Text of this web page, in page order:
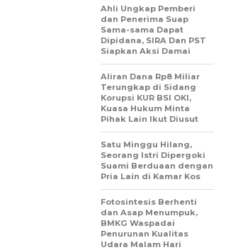
Ahli Ungkap Pemberi
dan Penerima Suap
Sama-sama Dapat
Dipidana, SIRA Dan PST
Siapkan Aksi Damai
Aliran Dana Rp8 Miliar
Terungkap di Sidang
Korupsi KUR BSI OKI,
Kuasa Hukum Minta
Pihak Lain Ikut Diusut
Satu Minggu Hilang,
Seorang Istri Dipergoki
Suami Berduaan dengan
Pria Lain di Kamar Kos
Fotosintesis Berhenti
dan Asap Menumpuk,
BMKG Waspadai
Penurunan Kualitas
Udara Malam Hari